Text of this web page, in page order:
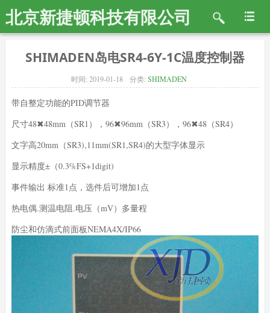
北京新捷顿科技有限公司
SHIMADEN岛电SR4-6Y-1C温度控制器
时间:2019-01-18 分类:SHIMADEN
带自整定功能的PID调节器
尺寸48✖48mm（SR1），96✖96mm（SR3），96✖48（SR4）
文字高20mm（SR3),11mm(SR1,SR4)的大型字体显示
显示精度±（0.3%FS+1digit)
事件输出 标准1点，选件后可增加1点
热电偶.测温电阻.电压（mV）多量程
防尘和仿滴式前面板NEMA4X/IP66